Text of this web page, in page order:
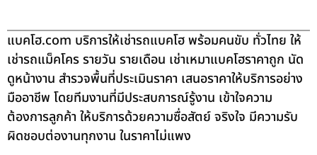
แบคโฮ.com บริการให้เช่ารถแบคโฮ พร้อมคนขับ ทั่วไทย ให้
เช่ารถแม็คโคร รายวัน รายเดือน เช่าเหมาแบคโฮราคาถูก นัด
ดูหน้างาน สำรวจพื้นที่ประเมินราคา เสนอราคาให้บริการอย่าง
มืออาชีพ โดยทีมงานที่มีประสบการณ์รู้งาน เข้าใจความ
ต้องการลูกค้า ให้บริการด้วยความซื่อสัตย์ จริงใจ มีความรับ
ผิดชอบต่องานทุกงาน ในราคาไม่แพง